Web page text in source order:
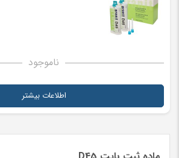
ناموجود
اطلاعات بیشتر